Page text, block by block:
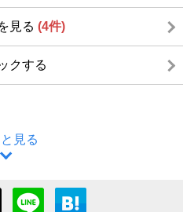
見る (4件)
クする
見る